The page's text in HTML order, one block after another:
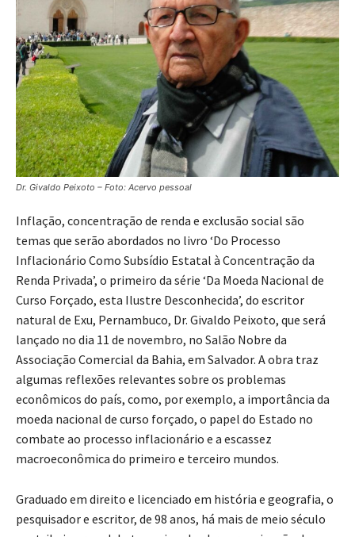
Dr. Givaldo Peixoto – Foto: Acervo pessoal
Inflação, concentração de renda e exclusão social são
temas que serão abordados no livro ‘Do Processo
Inflacionário Como Subsídio Estatal à Concentração da
Renda Privada’, o primeiro da série ‘Da Moeda Nacional de
Curso Forçado, esta Ilustre Desconhecida’, do escritor
natural de Exu, Pernambuco, Dr. Givaldo Peixoto, que será
lançado no dia 11 de novembro, no Salão Nobre da
Associação Comercial da Bahia, em Salvador. A obra traz
algumas reflexões relevantes sobre os problemas
econômicos do país, como, por exemplo, a importância da
moeda nacional de curso forçado, o papel do Estado no
combate ao processo inflacionário e a escassez
macroeconômica do primeiro e terceiro mundos.
Graduado em direito e licenciado em história e geografia, o
pesquisador e escritor, de 98 anos, há mais de meio século